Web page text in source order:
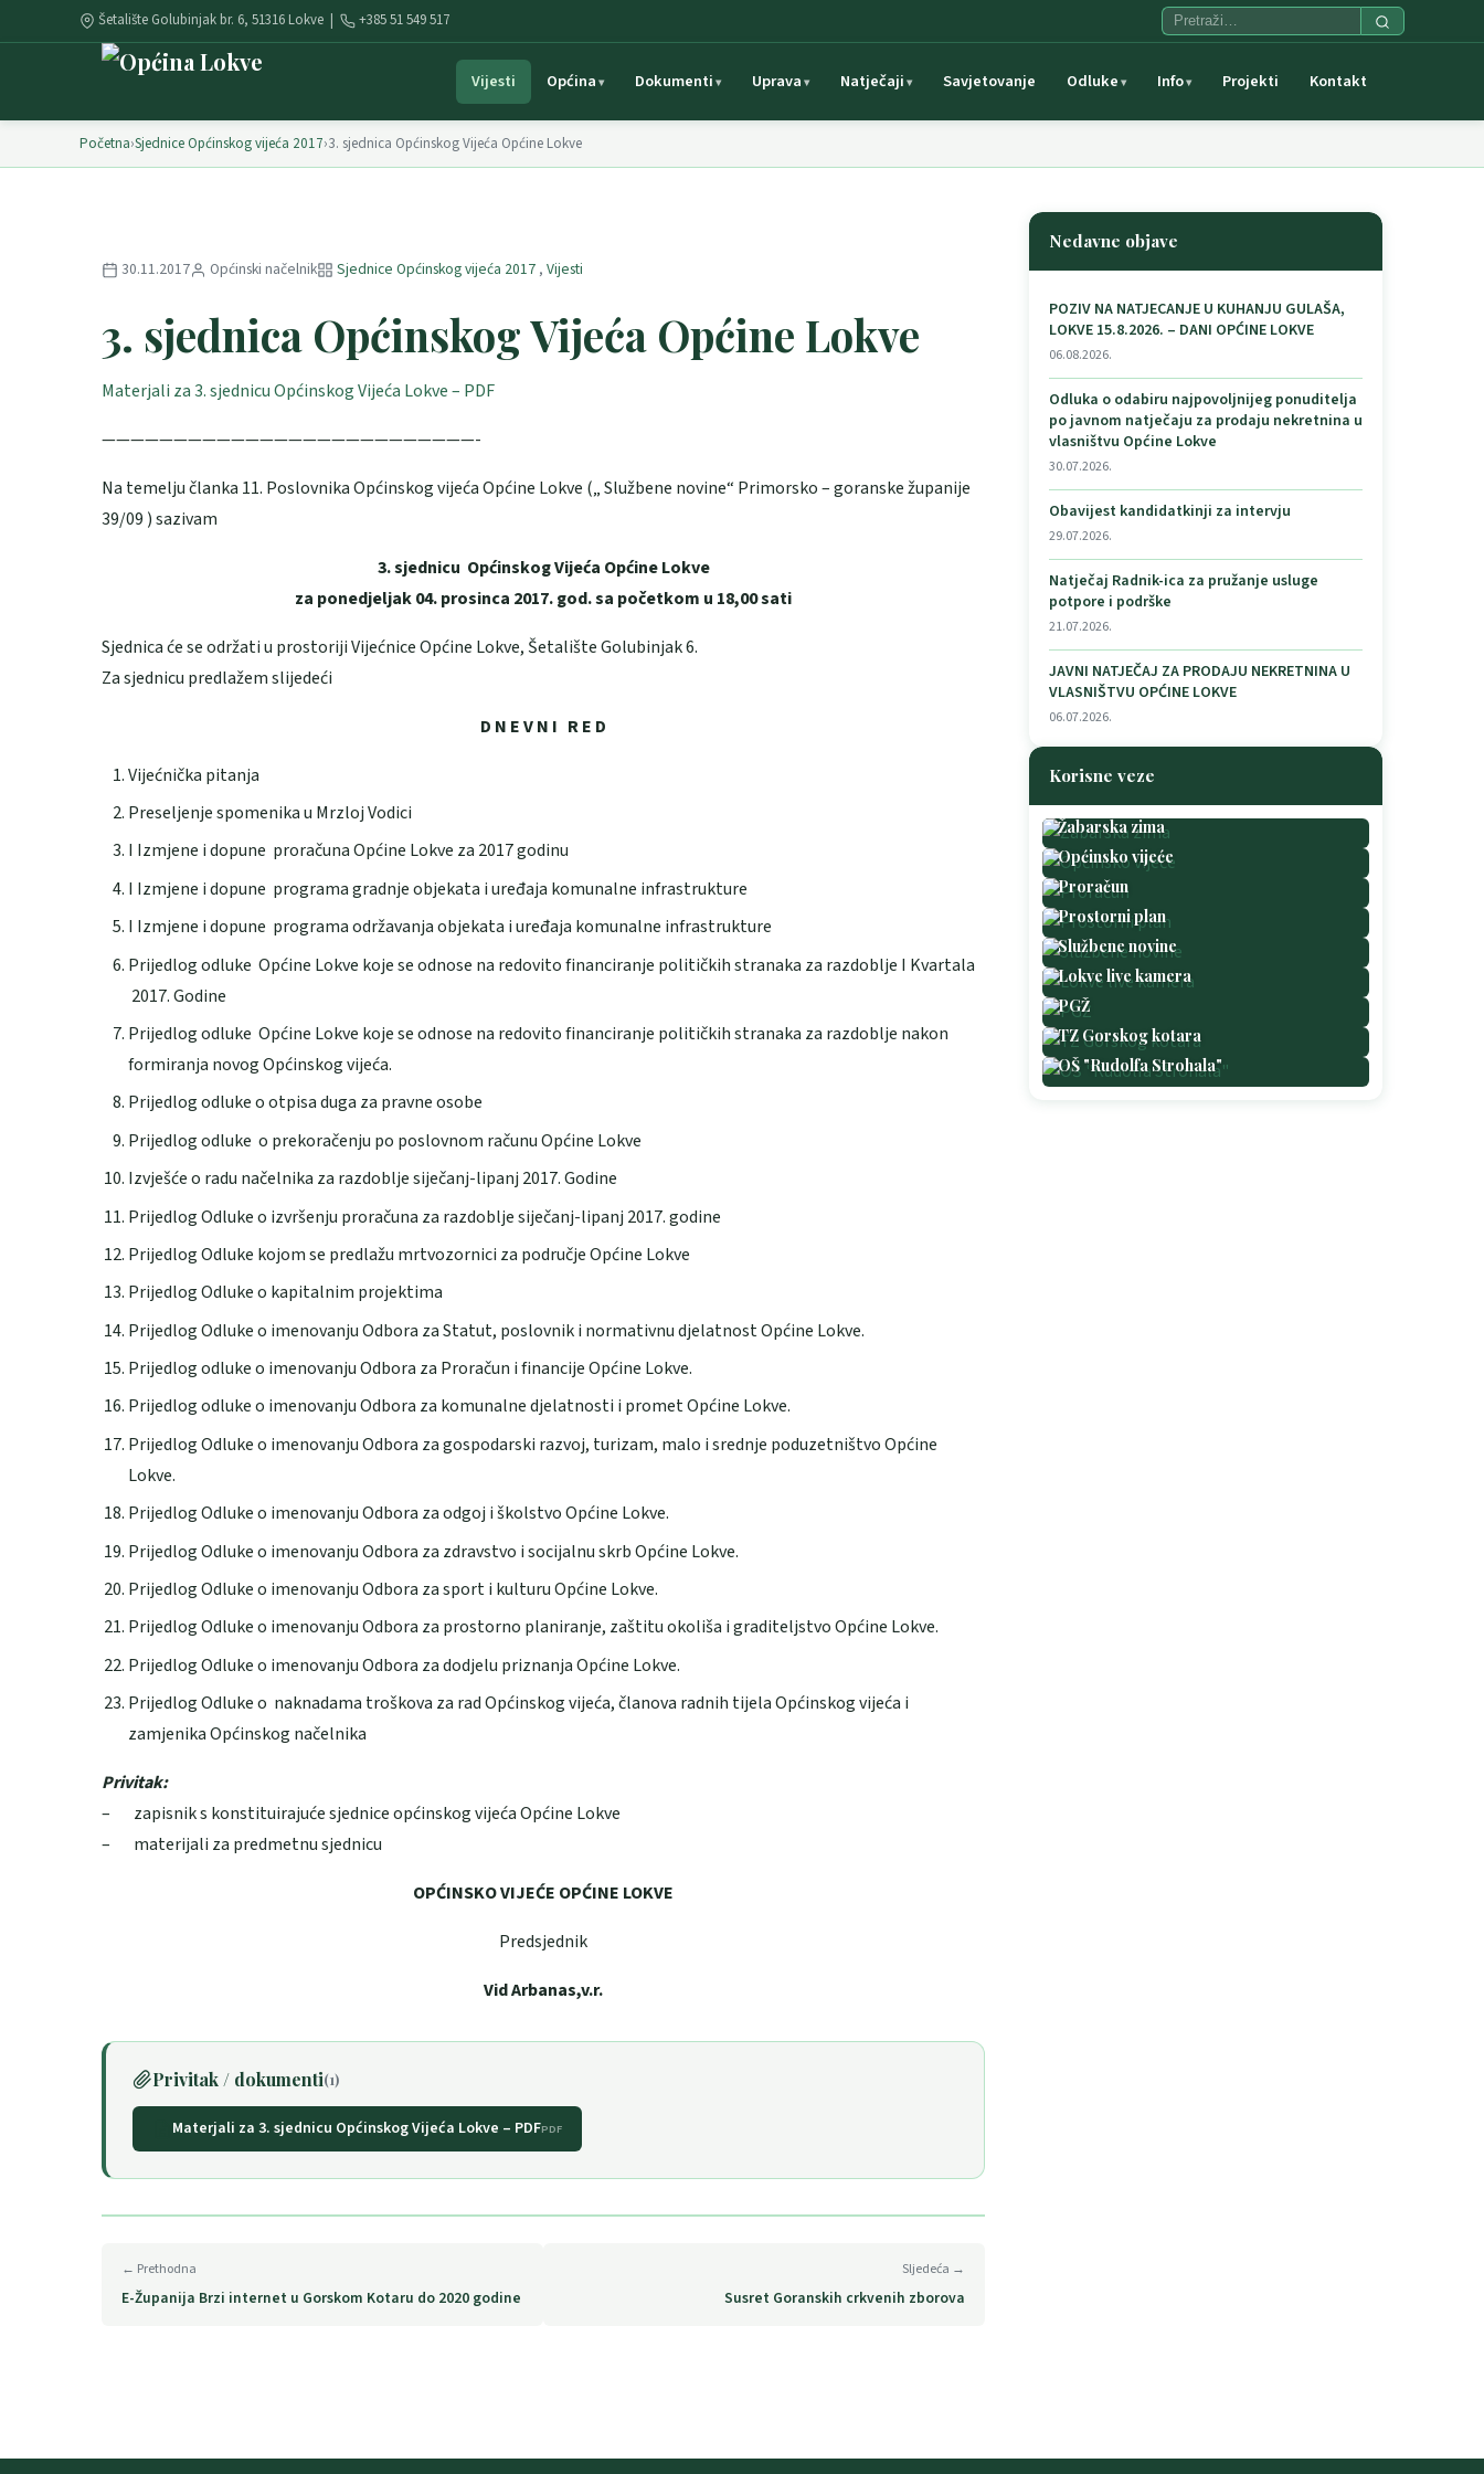
Šetalište Golubinjak br. 6, 51316 Lokve | +385 51 549 517
Vijesti Općina Dokumenti Uprava Natječaji Savjetovanje Odluke Info Projekti Kontakt
Početna›Sjednice Općinskog vijeća 2017›3. sjednica Općinskog Vijeća Općine Lokve
30.11.2017 Općinski načelnik Sjednice Općinskog vijeća 2017 , Vijesti
3. sjednica Općinskog Vijeća Općine Lokve
Materjali za 3. sjednicu Općinskog Vijeća Lokve – PDF
——————————————————————————-
Na temelju članka 11. Poslovnika Općinskog vijeća Općine Lokve („ Službene novine“ Primorsko – goranske županije
39/09 ) sazivam
3. sjednicu Općinskog Vijeća Općine Lokve
za ponedjeljak 04. prosinca 2017. god. sa početkom u 18,00 sati
Sjednica će se održati u prostoriji Vijećnice Općine Lokve, Šetalište Golubinjak 6.
Za sjednicu predlažem slijedeći
D N E V N I R E D
Vijećnička pitanja
Preseljenje spomenika u Mrzloj Vodici
I Izmjene i dopune proračuna Općine Lokve za 2017 godinu
I Izmjene i dopune programa gradnje objekata i uređaja komunalne infrastrukture
I Izmjene i dopune programa održavanja objekata i uređaja komunalne infrastrukture
Prijedlog odluke Općine Lokve koje se odnose na redovito financiranje političkih stranaka za razdoblje I Kvartala
2017. Godine
Prijedlog odluke Općine Lokve koje se odnose na redovito financiranje političkih stranaka za razdoblje nakon
formiranja novog Općinskog vijeća.
Prijedlog odluke o otpisa duga za pravne osobe
Prijedlog odluke o prekoračenju po poslovnom računu Općine Lokve
Izvješće o radu načelnika za razdoblje siječanj-lipanj 2017. Godine
Prijedlog Odluke o izvršenju proračuna za razdoblje siječanj-lipanj 2017. godine
Prijedlog Odluke kojom se predlažu mrtvozornici za područje Općine Lokve
Prijedlog Odluke o kapitalnim projektima
Prijedlog Odluke o imenovanju Odbora za Statut, poslovnik i normativnu djelatnost Općine Lokve.
Prijedlog odluke o imenovanju Odbora za Proračun i financije Općine Lokve.
Prijedlog odluke o imenovanju Odbora za komunalne djelatnosti i promet Općine Lokve.
Prijedlog Odluke o imenovanju Odbora za gospodarski razvoj, turizam, malo i srednje poduzetništvo Općine
Lokve.
Prijedlog Odluke o imenovanju Odbora za odgoj i školstvo Općine Lokve.
Prijedlog Odluke o imenovanju Odbora za zdravstvo i socijalnu skrb Općine Lokve.
Prijedlog Odluke o imenovanju Odbora za sport i kulturu Općine Lokve.
Prijedlog Odluke o imenovanju Odbora za prostorno planiranje, zaštitu okoliša i graditeljstvo Općine Lokve.
Prijedlog Odluke o imenovanju Odbora za dodjelu priznanja Općine Lokve.
Prijedlog Odluke o naknadama troškova za rad Općinskog vijeća, članova radnih tijela Općinskog vijeća i
zamjenika Općinskog načelnika
Privitak:
– zapisnik s konstituirajuće sjednice općinskog vijeća Općine Lokve
– materijali za predmetnu sjednicu
OPĆINSKO VIJEĆE OPĆINE LOKVE
Predsjednik
Vid Arbanas,v.r.
Privitak / dokumenti(1)
Materjali za 3. sjednicu Općinskog Vijeća Lokve – PDFPDF
← Prethodna
E-Županija Brzi internet u Gorskom Kotaru do 2020 godine
Sljedeća →
Susret Goranskih crkvenih zborova
Nedavne objave
POZIV NA NATJECANJE U KUHANJU GULAŠA,
LOKVE 15.8.2026. – DANI OPĆINE LOKVE
06.08.2026.
Odluka o odabiru najpovoljnijeg ponuditelja
po javnom natječaju za prodaju nekretnina u
vlasništvu Općine Lokve
30.07.2026.
Obavijest kandidatkinji za intervju
29.07.2026.
Natječaj Radnik-ica za pružanje usluge
potpore i podrške
21.07.2026.
JAVNI NATJEČAJ ZA PRODAJU NEKRETNINA U
VLASNIŠTVU OPĆINE LOKVE
06.07.2026.
Korisne veze
Žabarska zima
Općinsko vijeće
Proračun
Prostorni plan
Službene novine
Lokve live kamera
PGŽ
TZ Gorskog kotara
OŠ "Rudolfa Strohala"